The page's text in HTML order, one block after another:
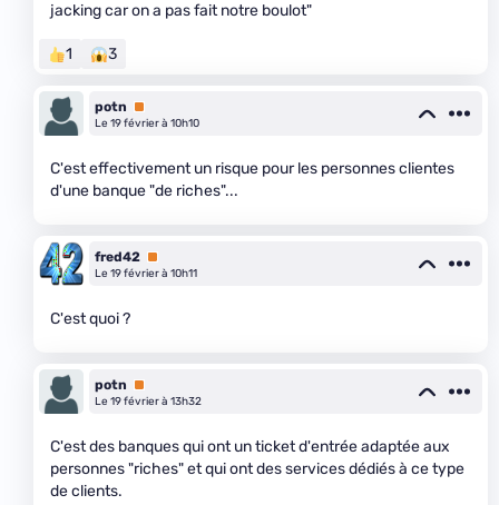
jacking car on a pas fait notre boulot"
1 3
potn
Premium
Le 19 février à 10h10
C'est effectivement un risque pour les personnes clientes
d'une banque "de riches"...
fred42 Premium
Le 19 février à 10h11
C'est quoi ?
potn
Premium
Le 19 février à 13h32
C'est des banques qui ont un ticket d'entrée adaptée aux
personnes "riches" et qui ont des services dédiés à ce type
de clients.